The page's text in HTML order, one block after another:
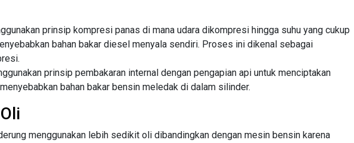
prinsip kompresi panas di mana udara dikompresi hingga suhu yang cukup
bahan bakar diesel menyala sendiri. Proses ini dikenal sebagai
prinsip pembakaran internal dengan pengapian api untuk menciptakan
bahan bakar bensin meledak di dalam silinder.
menggunakan lebih sedikit oli dibandingkan dengan mesin bensin karena